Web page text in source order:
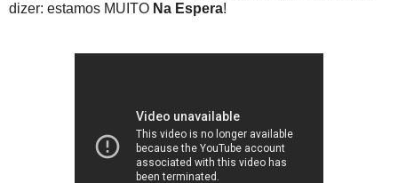
dizer: estamos MUITO Na Espera!